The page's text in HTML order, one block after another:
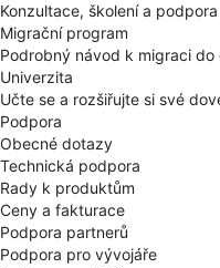
Konzultace, školení a
Migrační program
Podrobný návod k migraci do
Univerzita
Učte se a rozšiřujte si své
Podpora
Obecné dotazy
Technická podpora
Rady k produktům
Ceny a fakturace
Podpora partnerů
Podpora pro vývojáře